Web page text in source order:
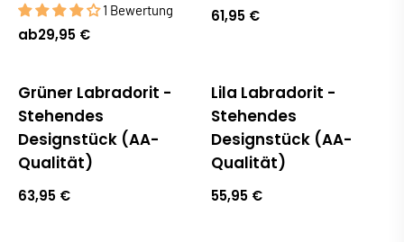
1 Bewertung
ab29,95 €
61,95 €
Grüner Labradorit -
Stehendes
Designstück (AA-
Qualität)
63,95 €
Lila Labradorit -
Stehendes
Designstück (AA-
Qualität)
55,95 €